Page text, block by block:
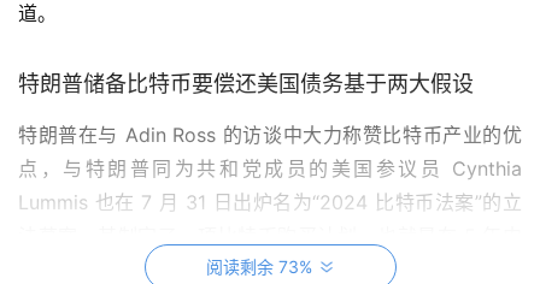
道。
特朗普储备比特币要偿还美国债务基于两大假设
特朗普在与 Adin Ross 的访谈中大力称赞比特币产业的优
点，与特朗普同为共和党成员的美国参议员 Cynthia
Lummis 也在 7 月 31 日出炉名为“2024 比特币法案”的立
每年最多可购买 20 万枚比特币，总计为 100 万枚。
阅读剩余 73%